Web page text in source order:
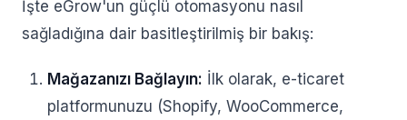
İşte eGrow'un güçlü otomasyonu nasıl
sağladığına dair basitleştirilmiş bir bakış:
Mağazanızı Bağlayın: İlk olarak, e-ticaret
platformunuzu (Shopify, WooCommerce,